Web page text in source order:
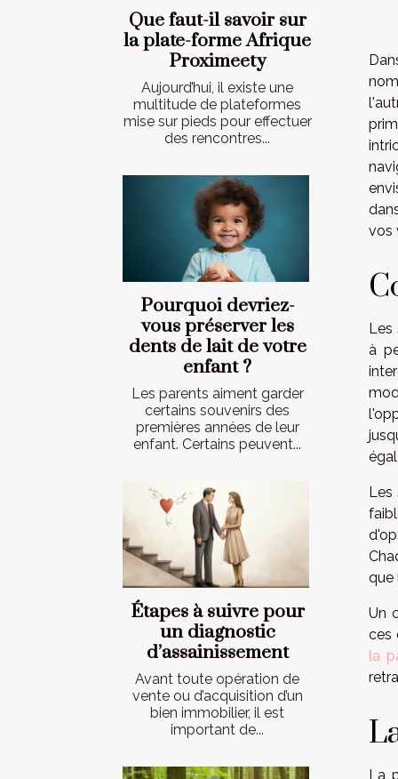
Que faut-il savoir sur
la plate-forme Afrique
Proximeety
Aujourd’hui, il existe une
multitude de plateformes
mise sur pieds pour effectuer
des rencontres...
Pourquoi devriez-
vous préserver les
dents de lait de votre
enfant ?
Les parents aiment garder
certains souvenirs des
premières années de leur
enfant. Certains peuvent...
Étapes à suivre pour
un diagnostic
d’assainissement
Avant toute opération de
vente ou d’acquisition d’un
bien immobilier, il est
important de...
vos
Les
à
Les
que
Un
ces
la
La